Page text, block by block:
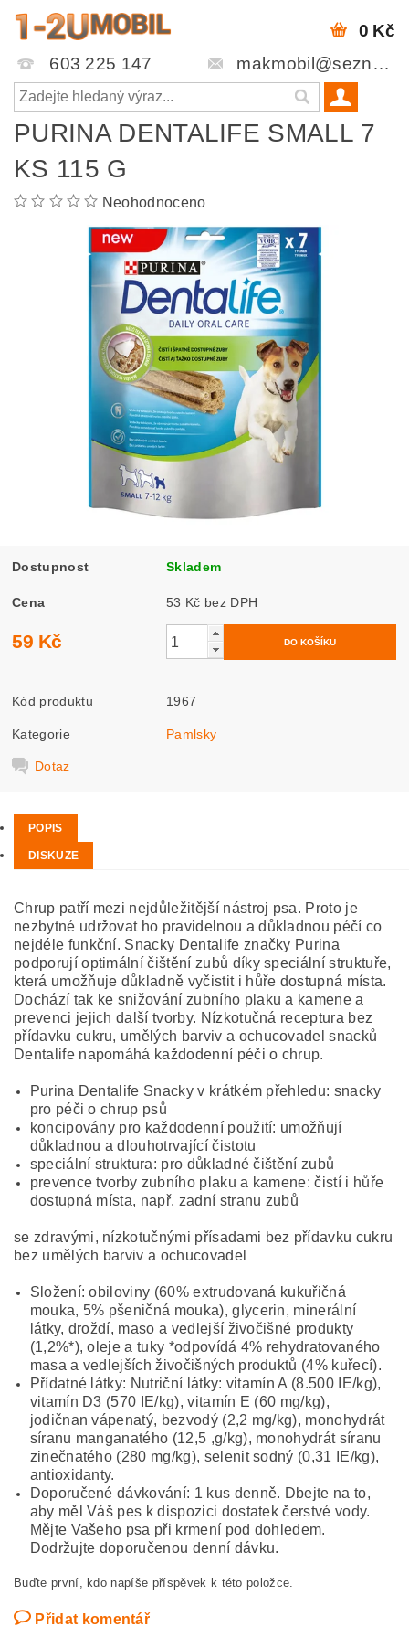
603 225 147 makmobil@seznam.cz
0 Kč
PURINA DENTALIFE SMALL 7
KS 115 G
Neohodnoceno
Dostupnost Skladem
Cena 53 Kč bez DPH
59 Kč
Kód produktu 1967
Kategorie Pamlsky
Dotaz
POPIS
DISKUZE
Chrup patří mezi nejdůležitější nástroj psa. Proto je
nezbytné udržovat ho pravidelnou a důkladnou péčí co
nejdéle funkční. Snacky Dentalife značky Purina
podporují optimální čištění zubů díky speciální struktuře,
která umožňuje důkladně vyčistit i hůře dostupná místa.
Dochází tak ke snižování zubního plaku a kamene a
prevenci jejich další tvorby. Nízkotučná receptura bez
přídavku cukru, umělých barviv a ochucovadel snacků
Dentalife napomáhá každodenní péči o chrup.
Purina Dentalife Snacky v krátkém přehledu: snacky
pro péči o chrup psů
koncipovány pro každodenní použití: umožňují
důkladnou a dlouhotrvající čistotu
speciální struktura: pro důkladné čištění zubů
prevence tvorby zubního plaku a kamene: čistí i hůře
dostupná místa, např. zadní stranu zubů
se zdravými, nízkotučnými přísadami bez přídavku cukru
bez umělých barviv a ochucovadel
Složení: obiloviny (60% extrudovaná kukuřičná
mouka, 5% pšeničná mouka), glycerin, minerální
látky, droždí, maso a vedlejší živočišné produkty
(1,2%*), oleje a tuky *odpovídá 4% rehydratovaného
masa a vedlejších živočišných produktů (4% kuřecí).
Přídatné látky: Nutriční látky: vitamín A (8.500 IE/kg),
vitamín D3 (570 IE/kg), vitamín E (60 mg/kg),
jodičnan vápenatý, bezvodý (2,2 mg/kg), monohydrát
síranu manganatého (12,5 ,g/kg), monohydrát síranu
zinečnatého (280 mg/kg), selenit sodný (0,31 IE/kg),
antioxidanty.
Doporučené dávkování: 1 kus denně. Dbejte na to,
aby měl Váš pes k dispozici dostatek čerstvé vody.
Mějte Vašeho psa při krmení pod dohledem.
Dodržujte doporučenou denní dávku.
Buďte první, kdo napíše příspěvek k této položce.
Přidat komentář